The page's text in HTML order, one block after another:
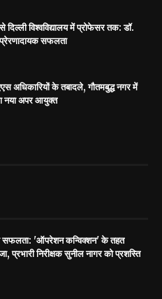
दिल्ली विश्वविद्यालय में प्रोफेसर तक: डॉ.
सफलता
अधिकारियों के तबादले, गौतमबुद्ध नगर में
नया अपर आयुक्त
सफलता: 'ऑपरेशन कन्विक्शन' के तहत
प्रभारी निरीक्षक सुनील नागर को प्रशस्ति